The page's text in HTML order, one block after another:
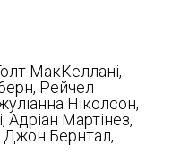
МакКеллані,
Рейчел
Ніколсон,
Адріан Мартінез,
Джон Бернтал,